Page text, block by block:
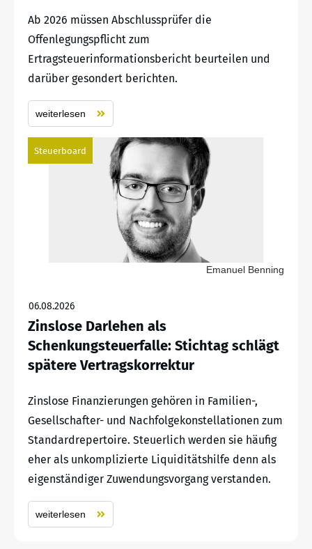
Ab 2026 müssen Abschlussprüfer die
Offenlegungspflicht zum
Ertragsteuerinformationsbericht beurteilen und
darüber gesondert berichten.
weiterlesen
Steuerboard
Emanuel Benning
06.08.2026
Zinslose Darlehen als
Schenkungsteuerfalle: Stichtag schlägt
spätere Vertragskorrektur
Zinslose Finanzierungen gehören in Familien-,
Gesellschafter- und Nachfolgekonstellationen zum
Standardrepertoire. Steuerlich werden sie häufig
eher als unkomplizierte Liquiditätshilfe denn als
eigenständiger Zuwendungsvorgang verstanden.
weiterlesen